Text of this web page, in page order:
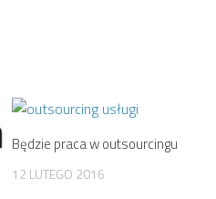
Będzie praca w outsourcingu
12 LUTEGO 2016